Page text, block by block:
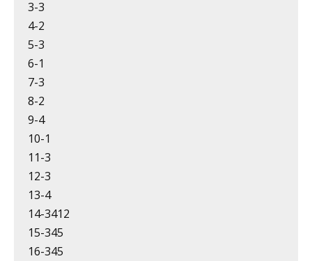
3-3
4-2
5-3
6-1
7-3
8-2
9-4
10-1
11-3
12-3
13-4
14-3412
15-345
16-345